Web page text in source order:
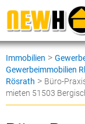
Immobilien >
Gewerbeimmobilien
Rösrath > Büro-
mieten 51503